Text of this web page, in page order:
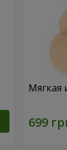
Мягкая